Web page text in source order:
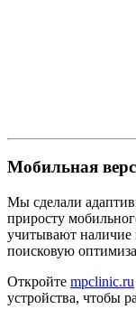
Мобильная
Мы сделали
приросту
учитывают наличие
поисковую
Откройте mpclinic.ru
устройства, чтобы